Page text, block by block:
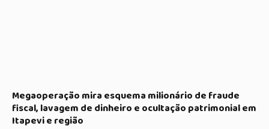
Megaoperação mira esquema milionário de fraude
fiscal, lavagem de dinheiro e ocultação patrimonial em
Itapevi e região